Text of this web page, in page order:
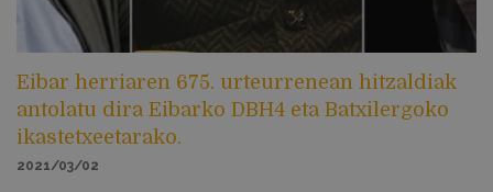
Eibar herriaren 675. urteurrenean hitzaldiak
antolatu dira Eibarko DBH4 eta Batxilergoko
ikastetxeetarako.
2021/03/02